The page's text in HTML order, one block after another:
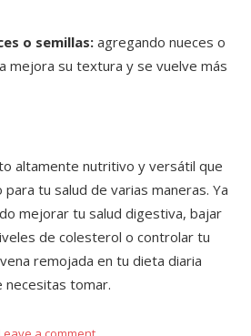
o semillas: agregando nueces o
mejora su textura y se vuelve más
altamente nutritivo y versátil que
tu salud de varias maneras. Ya
mejorar tu salud digestiva, bajar
de colesterol o controlar tu
remojada en tu dieta diaria
necesitas tomar.